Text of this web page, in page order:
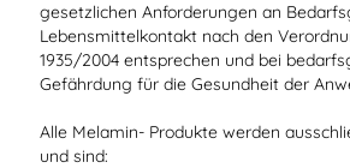
gesetzlichen Anforderungen an
Lebensmittelkontakt nach den
1935/2004 entsprechen und bei
Gefährdung für die Gesundheit der
Alle Melamin- Produkte werden
und sind: